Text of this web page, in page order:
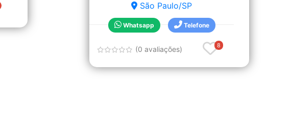
São Paulo/SP
Whatsapp Telefone
(0 avaliações) 8